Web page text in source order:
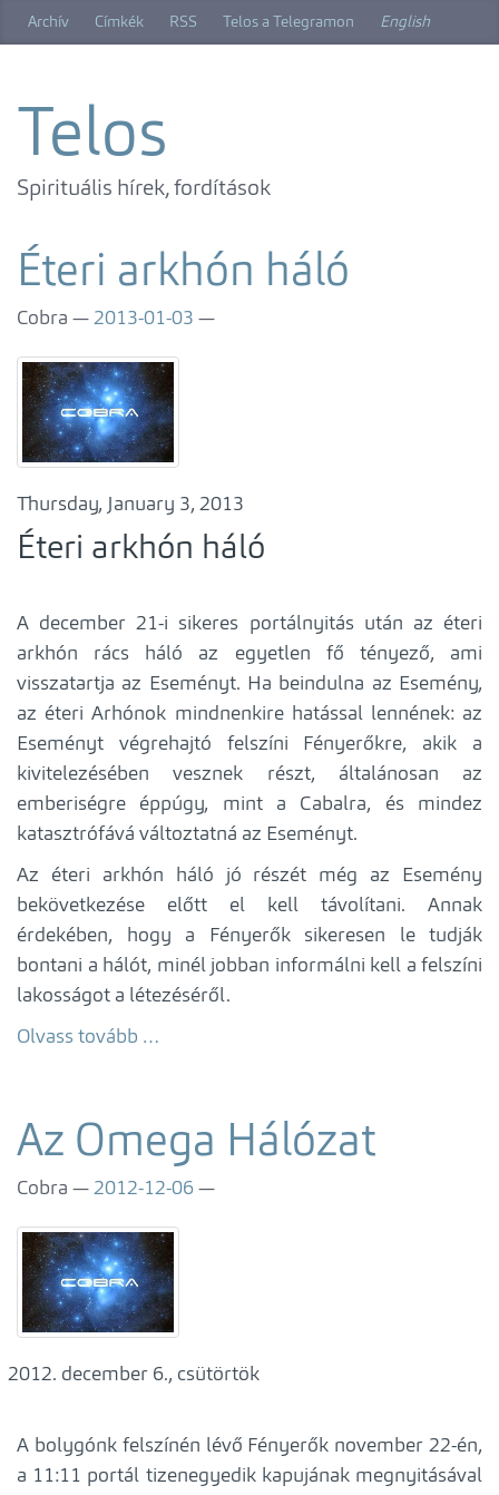
Archív Címkék RSS Telos a Telegramon English
Telos
Spirituális hírek, fordítások
Éteri arkhón háló
Cobra 2013-01-03
Thursday, January 3, 2013
Éteri arkhón háló
A december 21-i sikeres portálnyitás után az éteri
arkhón rács háló az egyetlen fő tényező, ami
visszatartja az Eseményt. Ha beindulna az Esemény,
az éteri Arhónok mindnenkire hatással lennének: az
Eseményt végrehajtó felszíni Fényerőkre, akik a
kivitelezésében vesznek részt, általánosan az
emberiségre éppúgy, mint a Cabalra, és mindez
katasztrófává változtatná az Eseményt.
Az éteri arkhón háló jó részét még az Esemény
bekövetkezése előtt el kell távolítani. Annak
érdekében, hogy a Fényerők sikeresen le tudják
bontani a hálót, minél jobban informálni kell a felszíni
lakosságot a létezéséről.
Olvass tovább …
Az Omega Hálózat
Cobra 2012-12-06
december 6., csütörtök
A bolygónk felszínén lévő Fényerők november 22-én,
a 11:11 portál tizenegyedik kapujának megnyitásával